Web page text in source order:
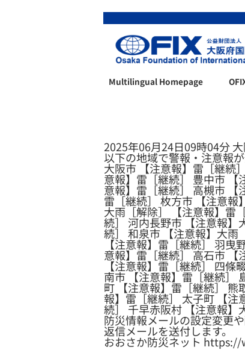
Multilingual Homepage
2025年06月24日09時04分
以下の地域で警報・注意報
大阪市 【注意報】雷［継続
意報】雷［継続］ 豊中市 【
意報】雷［継続］ 高槻市 【
雷［継続］ 枚方市 【注意報
大雨［解除］ 【注意報】雷
続］ 河内長野市 【注意報】
続］ 和泉市 【注意報】大雨
【注意報】雷［継続］ 羽曳
意報】雷［継続］ 高石市 【
【注意報】雷［継続］ 四條
南市 【注意報】雷［継続］
町 【注意報】雷［継続］ 熊
報】雷［継続］ 太子町 【注
続］ 千早赤阪村 【注意報】
防災情報メールの設定変更
返信メールを送付します。
おおさか防災ネット